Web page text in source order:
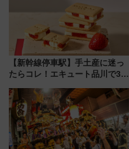
【新幹線停車駅】手土産に迷っ
たらコレ！エキュート品川で3年
産スイーツとは？